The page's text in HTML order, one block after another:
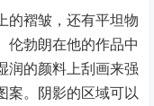
的褶皱，还有平坦物
伦勃朗在他的作品中
润的颜料上刮画来强
案。阴影的区域可以